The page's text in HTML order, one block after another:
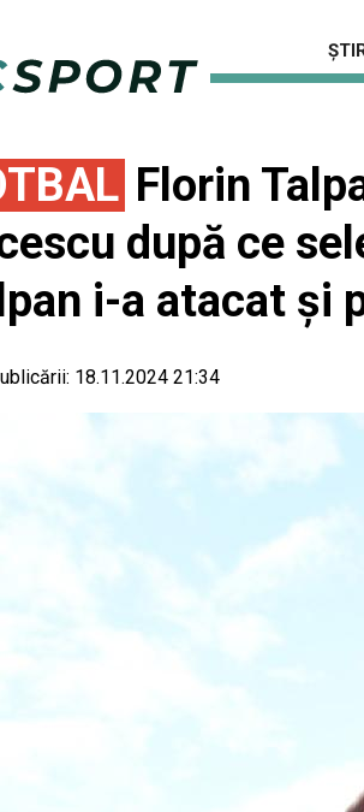
Florin
după ce
i-a atacat şi
18.11.2024 21:34